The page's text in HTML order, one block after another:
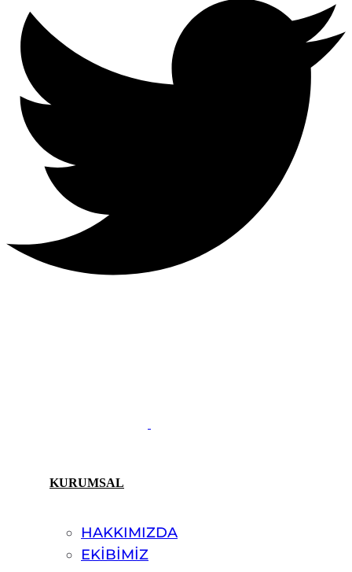
KURUMSAL
HAKKIMIZDA
EKİBİMİZ